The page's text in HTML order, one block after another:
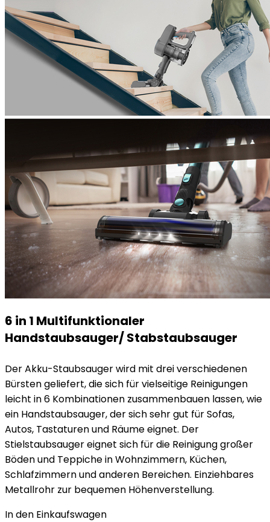
6 in 1 Multifunktionaler
Handstaubsauger/ Stabstaubsauger
Der Akku-Staubsauger wird mit drei verschiedenen
Bürsten geliefert, die sich für vielseitige Reinigungen
leicht in 6 Kombinationen zusammenbauen lassen, wie
ein Handstaubsauger, der sich sehr gut für Sofas,
Autos, Tastaturen und Räume eignet. Der
Stielstaubsauger eignet sich für die Reinigung großer
Böden und Teppiche in Wohnzimmern, Küchen,
Schlafzimmern und anderen Bereichen. Einziehbares
Metallrohr zur bequemen Höhenverstellung.
In den Einkaufswagen